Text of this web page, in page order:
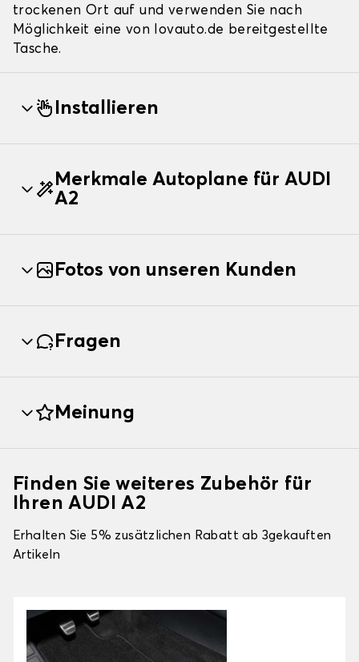
trockenen Ort auf und verwenden Sie nach
Möglichkeit eine von lovauto.de bereitgestellte
Tasche.
Installieren
Merkmale Autoplane für AUDI
A2
Fotos von unseren Kunden
Fragen
Meinung
Finden Sie weiteres Zubehör für
Ihren AUDI A2
Erhalten Sie 5% zusätzlichen Rabatt ab 3gekauften
Artikeln